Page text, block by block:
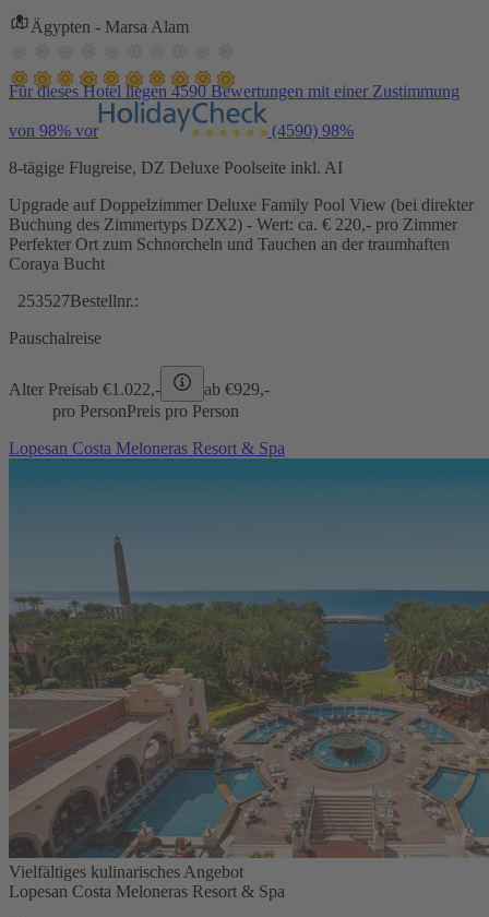
Ägypten - Marsa Alam
Für dieses Hotel liegen 4590 Bewertungen mit einer Zustimmung
von 98% vor (4590) 98%
8-tägige Flugreise, DZ Deluxe Poolseite inkl. AI
Upgrade auf Doppelzimmer Deluxe Family Pool View (bei direkter
Buchung des Zimmertyps DZX2) - Wert: ca. € 220,- pro Zimmer
Perfekter Ort zum Schnorcheln und Tauchen an der traumhaften
Coraya Bucht
253527Bestellnr.:
Pauschalreise
Alter Preisab €1.022,- ab €929,-
pro PersonPreis pro Person
Lopesan Costa Meloneras Resort & Spa
Vielfältiges kulinarisches Angebot
Lopesan Costa Meloneras Resort & Spa